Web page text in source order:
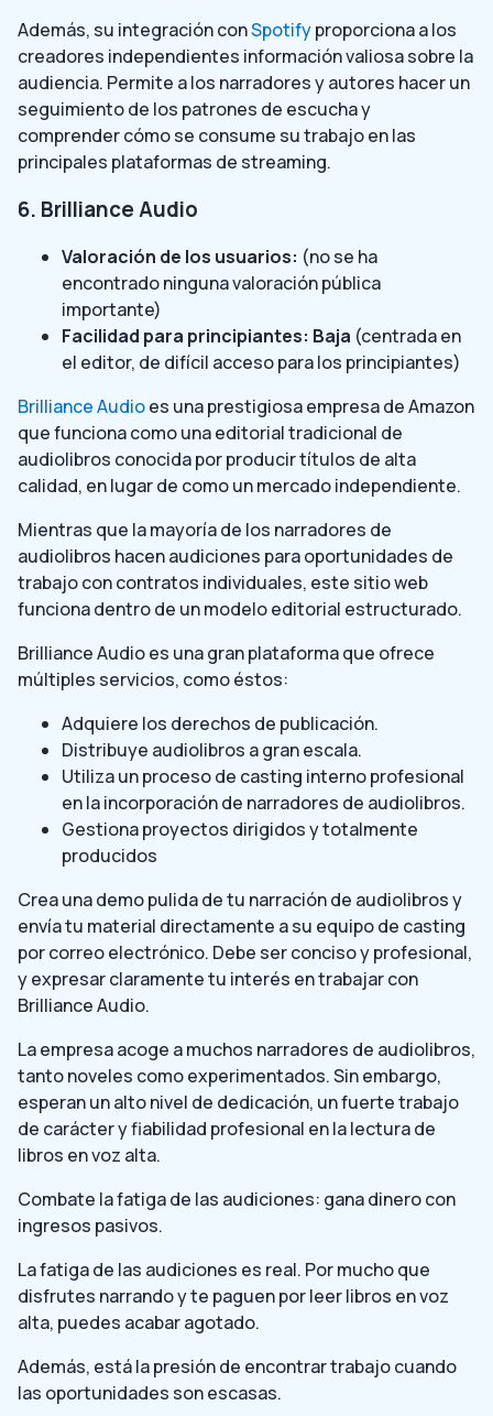
Además, su integración conSpotifyproporciona a los
creadores independientes información valiosa sobre la
audiencia. Permite a los narradores y autores hacer un
seguimiento de los patrones de escucha y
comprender cómo se consume su trabajo en las
principales plataformas de streaming.
6. Brilliance Audio
Valoración de los usuarios: (no se ha
encontrado ninguna valoración pública
importante)
Facilidad para principiantes: Baja (centrada en
el editor, de difícil acceso para los principiantes)
Brilliance Audioes una prestigiosa empresa de Amazon
que funciona como una editorial tradicional de
audiolibros conocida por producir títulos de alta
calidad, en lugar de como un mercado independiente.
Mientras que la mayoría de los narradores de
audiolibros hacen audiciones para oportunidades de
trabajo con contratos individuales, este sitio web
funciona dentro de un modelo editorial estructurado.
Brilliance Audio es una gran plataforma que ofrece
múltiples servicios, como éstos:
Adquiere los derechos de publicación.
Distribuye audiolibros a gran escala.
Utiliza un proceso de casting interno profesional
en la incorporación de narradores de audiolibros.
Gestiona proyectos dirigidos y totalmente
producidos
Crea una demo pulida de tu narración de audiolibros y
envía tu material directamente a su equipo de casting
por correo electrónico. Debe ser conciso y profesional,
y expresar claramente tu interés en trabajar con
Brilliance Audio.
La empresa acoge a muchos narradores de audiolibros,
tanto noveles como experimentados. Sin embargo,
esperan un alto nivel de dedicación, un fuerte trabajo
de carácter y fiabilidad profesional en la lectura de
libros en voz alta.
Combate la fatiga de las audiciones: gana dinero con
ingresos pasivos.
La fatiga de las audiciones es real. Por mucho que
disfrutes narrando y te paguen por leer libros en voz
alta, puedes acabar agotado.
Además, está la presión de encontrar trabajo cuando
las oportunidades son escasas.